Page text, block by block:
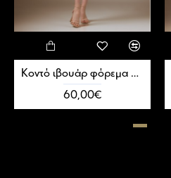
Kοντό ιβουάρ φόρεμα από δαντέλα
60,00€